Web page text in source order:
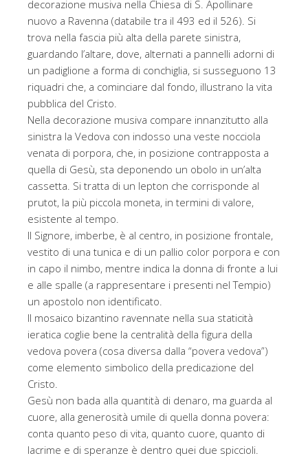
decorazione musiva nella Chiesa di S. Apollinare
nuovo a Ravenna (databile tra il 493 ed il 526). Si
trova nella fascia più alta della parete sinistra,
guardando l’altare, dove, alternati a pannelli adorni di
un padiglione a forma di conchiglia, si susseguono 13
riquadri che, a cominciare dal fondo, illustrano la vita
pubblica del Cristo.
Nella decorazione musiva compare innanzitutto alla
sinistra la Vedova con indosso una veste nocciola
venata di porpora, che, in posizione contrapposta a
quella di Gesù, sta deponendo un obolo in un’alta
cassetta. Si tratta di un lepton che corrisponde al
prutot, la più piccola moneta, in termini di valore,
esistente al tempo.
Il Signore, imberbe, è al centro, in posizione frontale,
vestito di una tunica e di un pallio color porpora e con
in capo il nimbo, mentre indica la donna di fronte a lui
e alle spalle (a rappresentare i presenti nel Tempio)
un apostolo non identificato.
Il mosaico bizantino ravennate nella sua staticità
ieratica coglie bene la centralità della figura della
vedova povera (cosa diversa dalla “povera vedova”)
come elemento simbolico della predicazione del
Cristo.
Gesù non bada alla quantità di denaro, ma guarda al
cuore, alla generosità umile di quella donna povera:
conta quanto peso di vita, quanto cuore, quanto di
lacrime e di speranze è dentro quei due spiccioli.